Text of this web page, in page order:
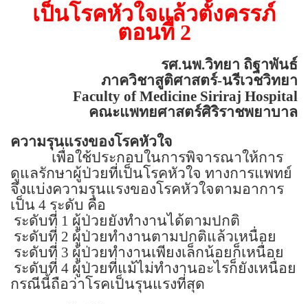
เป็นโรคหัวใจแล้วตั้งครรภ์
ตอนที่2
รศ.นพ.วิทยา ถิฐาพันธ์
ภาควิชาสูติศาสตร์-นรีเวชวิทยา
Faculty ofMedicine Siriraj Hospital
คณะแพทยศาสตร์ศิริราชพยาบาล
ความรุนแรงของโรคหัวใจ
เพื่อใช้ประกอบในการพิจารณาให้การ
ดูแลรักษาผู้ป่วยที่เป็นโรคหัวใจ ทางการแพทย์
จึงแบ่งความรุนแรงของโรคหัวใจตามอาการ
เป็น 4 ระดับ คือ
ระดับที่ 1 ผู้ป่วยยังทำงานได้ตามปกติ
ระดับที่ 2 ผู้ป่วยทำงานตามปกติแล้วเหนื่อย
ระดับที่ 3 ผู้ป่วยทำงานเพียงเล็กน้อยก็เหนื่อย
ระดับที่ 4 ผู้ป่วยที่แม้ไม่ทำงานอะไรก็ยังเหนื่อย
กรณีนี้ถือว่าโรคเป็นรุนแรงที่สุด